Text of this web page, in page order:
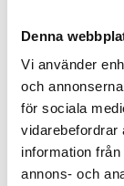
Denna
Vi använder
och
för sociala
vidarebefordrar
information
annons- och
Selvklæbende
Permanent
Kernens
Pris pr. pakke